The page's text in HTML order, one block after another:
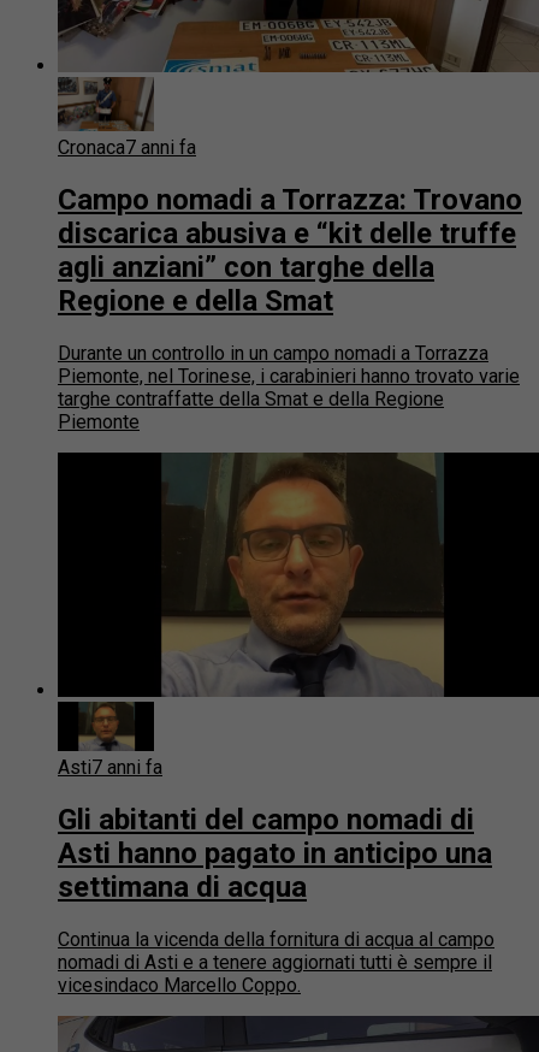
Cronaca7 anni fa
Campo nomadi a Torrazza: Trovano
discarica abusiva e “kit delle truffe
agli anziani” con targhe della
Regione e della Smat
Durante un controllo in un campo nomadi a Torrazza
Piemonte, nel Torinese, i carabinieri hanno trovato varie
targhe contraffatte della Smat e della Regione
Piemonte
Asti7 anni fa
Gli abitanti del campo nomadi di
Asti hanno pagato in anticipo una
settimana di acqua
Continua la vicenda della fornitura di acqua al campo
nomadi di Asti e a tenere aggiornati tutti è sempre il
vicesindaco Marcello Coppo.